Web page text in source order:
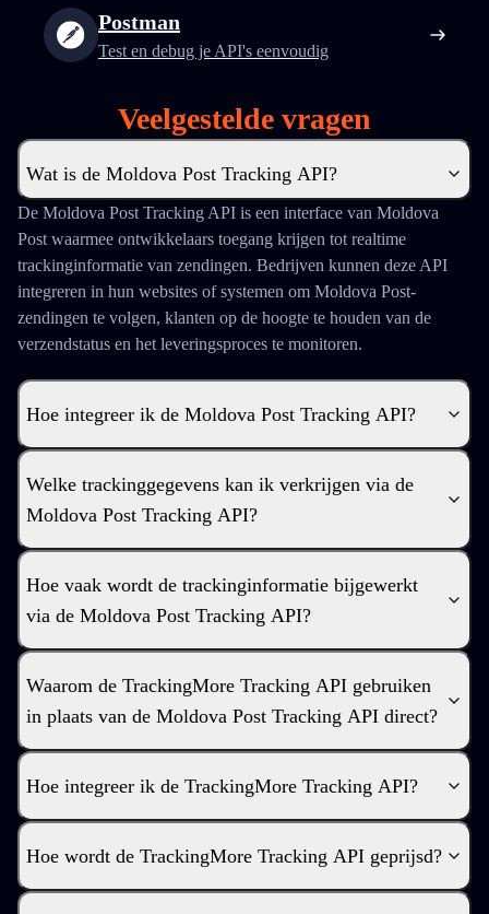
Postman
Test en debug je API's eenvoudig
Veelgestelde vragen
Wat is de Moldova Post Tracking API?
De Moldova Post Tracking API is een interface van Moldova
Post waarmee ontwikkelaars toegang krijgen tot realtime
trackinginformatie van zendingen. Bedrijven kunnen deze API
integreren in hun websites of systemen om Moldova Post-
zendingen te volgen, klanten op de hoogte te houden van de
verzendstatus en het leveringsproces te monitoren.
Hoe integreer ik de Moldova Post Tracking API?
Welke trackinggegevens kan ik verkrijgen via de
Moldova Post Tracking API?
Hoe vaak wordt de trackinginformatie bijgewerkt
via de Moldova Post Tracking API?
Waarom de TrackingMore Tracking API gebruiken
in plaats van de Moldova Post Tracking API direct?
Hoe integreer ik de TrackingMore Tracking API?
Hoe wordt de TrackingMore Tracking API geprijsd?